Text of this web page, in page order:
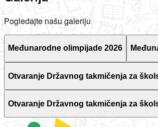
Pogledajte našu galeriju
Međunarodne olimpijade 2026
Otvaranje Državnog takmičenja za
Otvaranje Državnog takmičenja za